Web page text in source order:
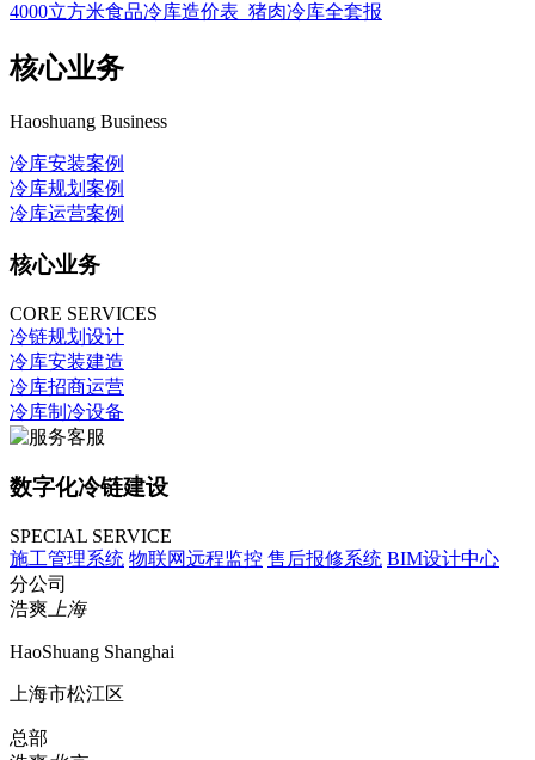
4000立方米食品冷库造价表_猪肉冷库全套报
核心业务
Haoshuang Business
冷库安装案例
冷库规划案例
冷库运营案例
核心业务
CORE SERVICES
冷链规划设计
冷库安装建造
冷库招商运营
冷库制冷设备
数字化冷链建设
SPECIAL SERVICE
施工管理系统 物联网远程监控 售后报修系统 BIM设计中心
分公司
浩爽 上海
HaoShuang Shanghai
上海市松江区
总部